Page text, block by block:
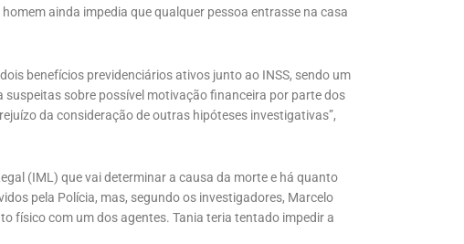
ainda impedia que qualquer pessoa entrasse na casa
benefícios previdenciários ativos junto ao INSS, sendo um
sobre possível motivação financeira por parte dos
da consideração de outras hipóteses investigativas”,
(IML) que vai determinar a causa da morte e há quanto
pela Polícia, mas, segundo os investigadores, Marcelo
físico com um dos agentes. Tania teria tentado impedir a